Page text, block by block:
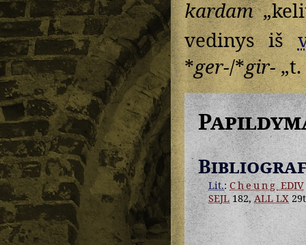
kardam
vedinys iš
*ger-/*gir-„t.
Lit.:CheungEDIV
SEJL182,ALL LX